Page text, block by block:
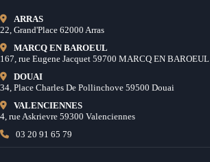
ARRAS
22, Grand'Place 62000 Arras
MARCQ EN BAROEUL
167, rue Eugene Jacquet 59700 MARCQ EN BAROEUL
DOUAI
34, Place Charles De Pollinchove 59500 Douai
VALENCIENNES
4, rue Askrievre 59300 Valenciennes
03 20 91 65 79